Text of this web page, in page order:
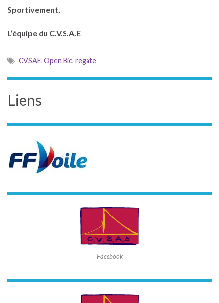
Sportivement,
L’équipe du C.V.S.A.E
CVSAE, Open Bic, regate
Liens
Facebook